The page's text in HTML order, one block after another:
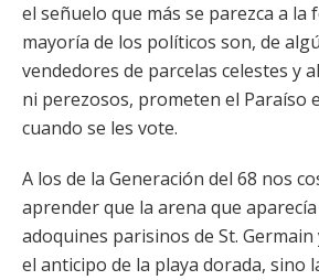
el señuelo que más se parezca a la
mayoría de los políticos son, de
vendedores de parcelas celestes y
ni perezosos, prometen el Paraíso
cuando se les vote.
A los de la Generación del 68 nos
aprender que la arena que
adoquines parisinos de St. Germain
el anticipo de la playa dorada, sino